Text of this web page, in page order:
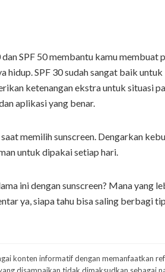
SPF 50 membantu kamu membuat
hidup. SPF 30 sudah sangat baik
ketenangan ekstra untuk situasi
aplikasi yang benar.
memilih sunscreen. Dengarkan
untuk dipakai setiap hari.
ini dengan sunscreen? Mana yang
ya, siapa tahu bisa saling berbagi
konten informatif dengan memanfaatkan